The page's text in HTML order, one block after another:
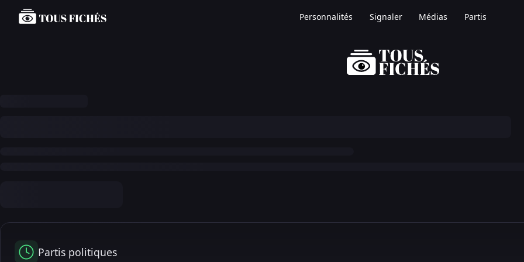
Personnalités Signaler Médias Partis
Partis politiques